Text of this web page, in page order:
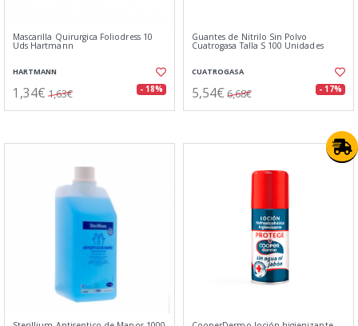
Mascarilla Quirurgica Foliodress 10
Uds Hartmann
HARTMANN
1,34€ 1,63€ - 18%
Guantes de Nitrilo Sin Polvo
Cuatrogasa Talla S 100 Unidades
CUATROGASA
5,54€ 6,68€ - 17%